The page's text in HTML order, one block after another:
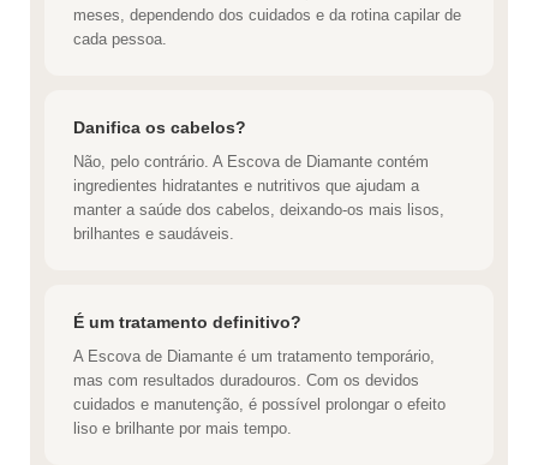
meses, dependendo dos cuidados e da rotina capilar de
cada pessoa.
Danifica os cabelos?
Não, pelo contrário. A Escova de Diamante contém
ingredientes hidratantes e nutritivos que ajudam a
manter a saúde dos cabelos, deixando-os mais lisos,
brilhantes e saudáveis.
É um tratamento definitivo?
A Escova de Diamante é um tratamento temporário,
mas com resultados duradouros. Com os devidos
cuidados e manutenção, é possível prolongar o efeito
liso e brilhante por mais tempo.